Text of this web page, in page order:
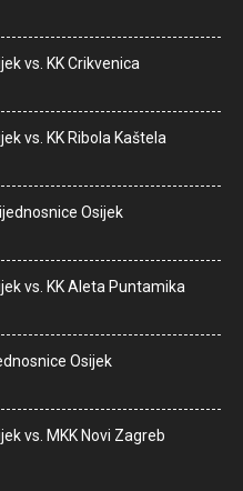
vs. KK Crikvenica
vs. KK Ribola Kaštela
Osijek
vs. KK Aleta Puntamika
Osijek
vs. MKK Novi Zagreb